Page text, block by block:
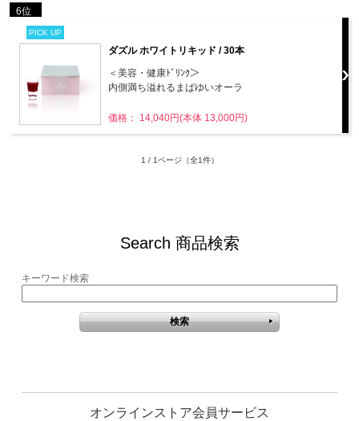
6位
PICK UP
ダズル ホワイトリキッド / 30本
＜美容・健康ﾄﾞﾘﾝｸ＞
内側満ち溢れるまばゆいオーラ
価格： 14,040円(本体 13,000円)
1 / 1ページ （全1件）
Search 商品検索
キーワード検索
オンラインストア会員サービス